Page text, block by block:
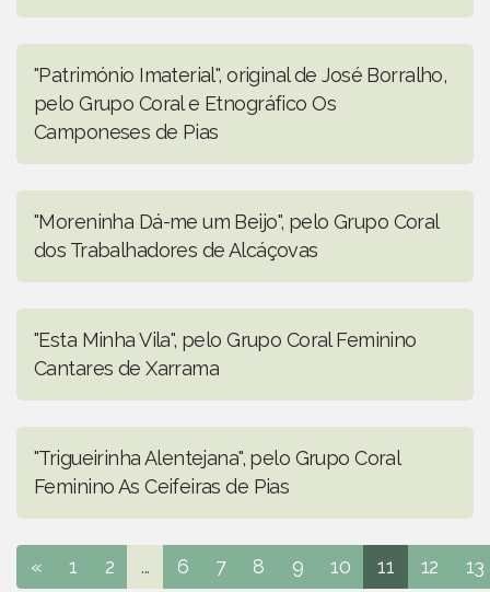
"Património Imaterial", original de José Borralho,
pelo Grupo Coral e Etnográfico Os
Camponeses de Pias
"Moreninha Dá-me um Beijo", pelo Grupo Coral
dos Trabalhadores de Alcáçovas
"Esta Minha Vila", pelo Grupo Coral Feminino
Cantares de Xarrama
"Trigueirinha Alentejana", pelo Grupo Coral
Feminino As Ceifeiras de Pias
« 1 2 ... 6 7 8 9 10 11 12 13